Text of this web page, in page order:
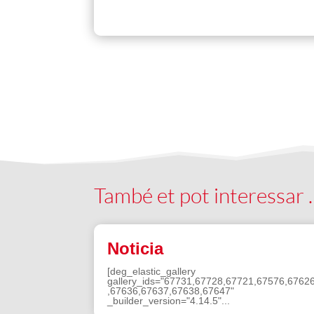
També et pot interessar
Noticia
[deg_elastic_gallery
,67636,67637,67638,67647"
_builder_version="4.14.5"...